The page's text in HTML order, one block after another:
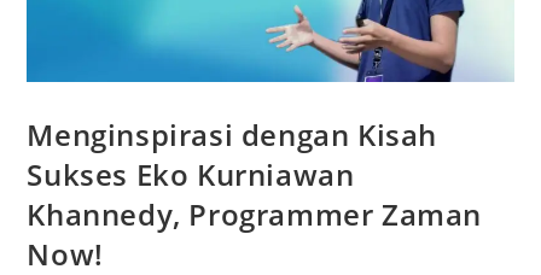
Menginspirasi dengan Kisah
Sukses Eko Kurniawan
Khannedy, Programmer Zaman
Now!